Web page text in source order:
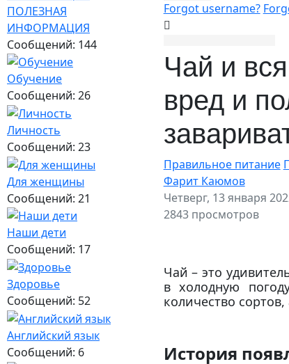
ПОЛЕЗНАЯ
ИНФОРМАЦИЯ
Сообщений: 144
Обучение
Сообщений: 26
Личность
Сообщений: 23
Для женщины
Сообщений: 21
Наши дети
Сообщений: 17
Здоровье
Сообщений: 52
Английский язык
Сообщений: 6
Forgot username?
Чай и
вред и
Правильное питание
Фарит Каюмов
Четверг, 13 января
2843 просмотров
Чай – это
в холодную
количество
История